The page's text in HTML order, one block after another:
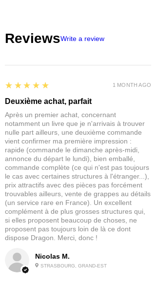
ReviewsWrite a review
Nicolas M.
STRASBOURG, GRAND-EST
5
★★★★★
Deuxième achat, parfait
Après un premier achat, concernant
notamment un livre que je n'arrivais à trouver
nulle part ailleurs, une deuxième commande
vient confirmer ma première impression :
rapide (commande le dimanche après-midi,
annonce du départ le lundi), bien emballé,
commande complète (ce qui n'est pas toujours
le cas avec certaines structures à l'étranger...),
prix attractifs avec des pièces pas forcément
trouvables ailleurs, vente de grappes au détails
(un service rare en France). Un excellent
complément à de plus grosses structures qui,
si elles proposent beaucoup de choses, ne
proposent pas toujours loin de là ce dont
dispose Dragon. Merci, donc !
1 MONTH AGO